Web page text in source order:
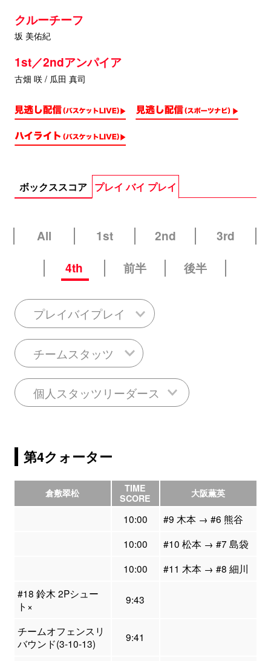
クルーチーフ
坂 美佑紀
1st／2ndアンパイア
古畑 咲 / 瓜田 真司
ボックススコア プレイ バイ プレイ
All 1st 2nd
3rd
4th
前半 後半
プレイバイプレイ
チームスタッツ
個人スタッツリーダース
第4クォーター
倉敷翠松
TIME
SCORE
大阪薫英
10:00
#9 木本 → #6 熊谷
10:00
#10 松本 → #7 島袋
10:00
#11 木本 → #8 細川
#18 鈴木 2Pシュー
ト×
9:43
チームオフェンスリ
バウンド(3-10-13)
9:41